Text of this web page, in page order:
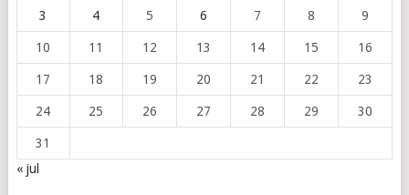
3 4 5 6 7 8 9
10 11 12 13 14 15 16
17 18 19 20 21 22 23
24 25 26 27 28 29 30
31
« jul